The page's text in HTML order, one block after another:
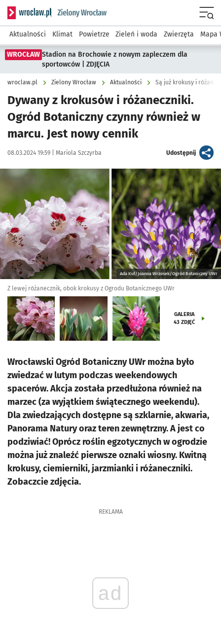
Serwis informacyjny wroclaw.pl podserwis: Środowisko we
Aktualności Klimat Powietrze Zieleń i woda Zwierzęta Mapa
WROCŁAW Stadion na Brochowie z nowym zapleczem dla
sportowców | ZDJĘCIA
wroclaw.pl Zielony Wrocław Aktualności Są już krokusy i
Dywany z krokusów i różaneczniki.
Ogród Botaniczny czynny również w
marcu. Jest nowy cennik
Data publikacji:
08.03.2024 19:59 | Autor:
Mariola Szczyrba Udostępnijartykuł
Kliknij, aby zobaczyć galerię
Ada Kuf/Joanna Wrzosek/Ogród Botaniczny UWr
Z lewej różanecznik, obok krokusy z Ogrodu Botanicznego UWr
GALERIA
43 ZDJĘĆ
Wrocławski Ogród Botaniczny UWr można było
zwiedzać w lutym podczas weekendowych
spacerów. Akcja została przedłużona również na
marzec (za wyjątkiem świątecznego weekendu).
Dla zwiedzających dostępne są szklarnie, akwaria,
Panorama Natury oraz teren zewnętrzny. A jest co
podziwiać! Oprócz roślin egzotycznych w ogrodzie
można już znaleźć pierwsze oznaki wiosny. Kwitną
krokusy, ciemierniki, jarzmianki i różaneczniki.
Zobaczcie zdjęcia.
REKLAMA
ad